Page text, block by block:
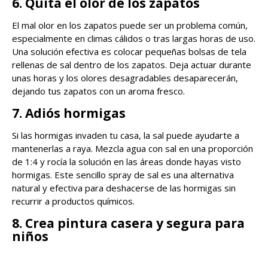
El mal olor en los zapatos puede ser un problema común,
especialmente en climas cálidos o tras largas horas de uso.
Una solución efectiva es colocar pequeñas bolsas de tela
rellenas de sal dentro de los zapatos. Deja actuar durante
unas horas y los olores desagradables desaparecerán,
dejando tus zapatos con un aroma fresco.
7. Adiós hormigas
Si las hormigas invaden tu casa, la sal puede ayudarte a
mantenerlas a raya. Mezcla agua con sal en una proporción
de 1:4 y rocía la solución en las áreas donde hayas visto
hormigas. Este sencillo spray de sal es una alternativa
natural y efectiva para deshacerse de las hormigas sin
recurrir a productos químicos.
8. Crea pintura casera y segura para
niños